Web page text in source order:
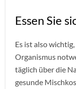
Essen Sie
Es ist also
Organismus
täglich über die
gesunde